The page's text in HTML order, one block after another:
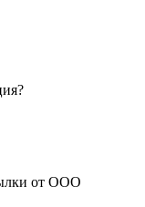
от ООО